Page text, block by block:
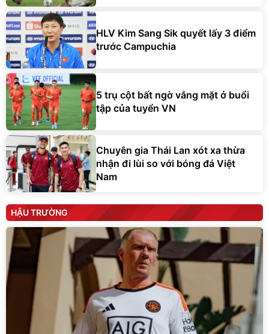
HLV Kim Sang Sik quyết lấy 3 điểm
trước Campuchia
5 trụ cột bất ngờ vắng mặt ở buổi
tập của tuyển VN
Chuyên gia Thái Lan xót xa thừa
nhận đi lùi so với bóng đá Việt
Nam
HẬU TRƯỜNG